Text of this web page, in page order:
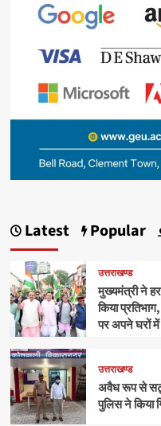
Latest Popular
उत्तराखण्ड
मुख्यमंत्री ने हर
किया
पर अपने घरों में
उत्तराखण्ड
अवैध रूप से
पुलिस ने किया